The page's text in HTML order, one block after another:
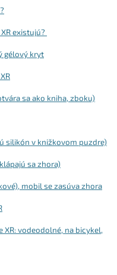
existujú?
gélový kryt
sa ako kniha, zboku)
silikón v knižkovom puzdre)
sa zhora)
mobil se zasúva zhora
XR: vodeodolné, na bicykel,